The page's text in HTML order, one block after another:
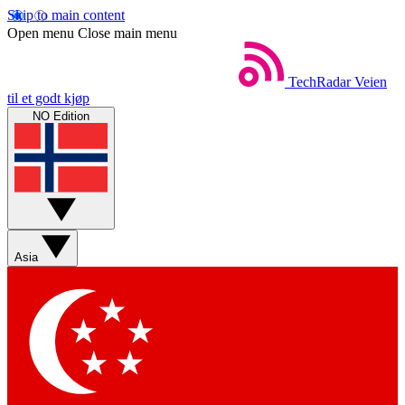
Skip to main content
Open menu Close main menu
TechRadar Veien
til et godt kjøp
NO Edition
Asia